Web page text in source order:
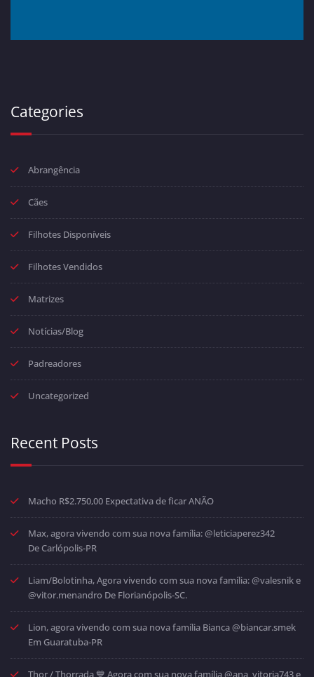
Categories
Abrangência
Cães
Filhotes Disponíveis
Filhotes Vendidos
Matrizes
Notícias/Blog
Padreadores
Uncategorized
Recent Posts
Macho R$2.750,00 Expectativa de ficar ANÃO
Max, agora vivendo com sua nova família: @leticiaperez342
De Carlópolis-PR
Liam/Bolotinha, Agora vivendo com sua nova família: @valesnik e
@vitor.menandro De Florianópolis-SC.
Lion, agora vivendo com sua nova família Bianca @biancar.smek
Em Guaratuba-PR
Thor / Thorrada 💙 Agora com sua nova família @ana_vitoria743 e